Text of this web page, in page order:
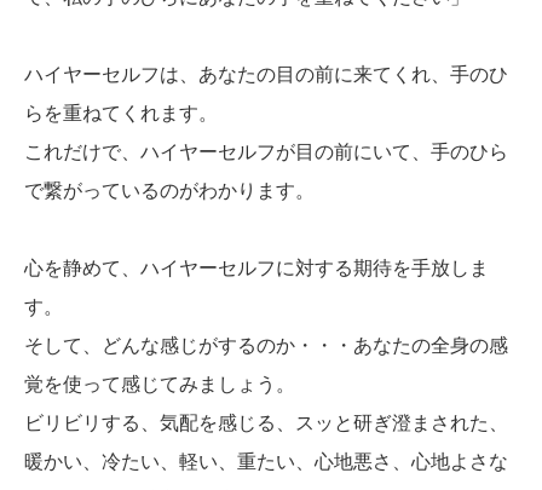
ハイヤーセルフは、あなたの目の前に来てくれ、手のひ
らを重ねてくれます。
これだけで、ハイヤーセルフが目の前にいて、手のひら
で繋がっているのがわかります。
心を静めて、ハイヤーセルフに対する期待を手放しま
す。
そして、どんな感じがするのか・・・あなたの全身の感
覚を使って感じてみましょう。
ビリビリする、気配を感じる、スッと研ぎ澄まされた、
暖かい、冷たい、軽い、重たい、心地悪さ、心地よさな